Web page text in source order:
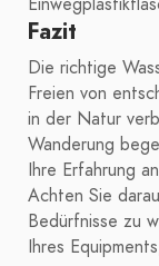
Fazit
Die richtige
Freien von
in der Natur
Wanderung
Ihre Erfahrung
Achten Sie
Bedürfnisse zu
Ihres